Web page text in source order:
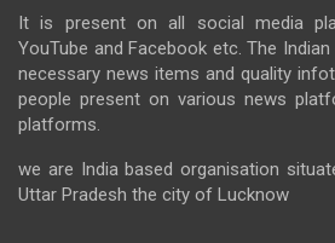
It is present on all social media
YouTube and Facebook etc. The
necessary news items and quality
people present on various news
platforms.
we are India based organisation
Uttar Pradesh the city of Lucknow